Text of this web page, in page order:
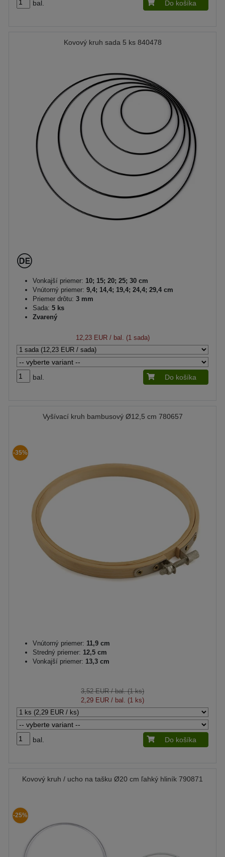
bal. Do košíka
Kovový kruh sada 5 ks 840478
Vonkajší priemer: 10; 15; 20; 25; 30 cm
Vnútorný priemer: 9,4; 14,4; 19,4; 24,4; 29,4 cm
Priemer drôtu: 3 mm
Sada: 5 ks
Zvarený
12,23 EUR/ bal. (1 sada)
bal. Do košíka
Vyšívací kruh bambusový Ø12,5 cm 780657
-35%
Vnútorný priemer: 11,9 cm
Stredný priemer: 12,5 cm
Vonkajší priemer: 13,3 cm
3,52 EUR/ bal. (1 ks)
2,29 EUR / bal. (1 ks)
bal. Do košíka
Kovový kruh / ucho na tašku Ø20 cm ľahký hliník 790871
-25%